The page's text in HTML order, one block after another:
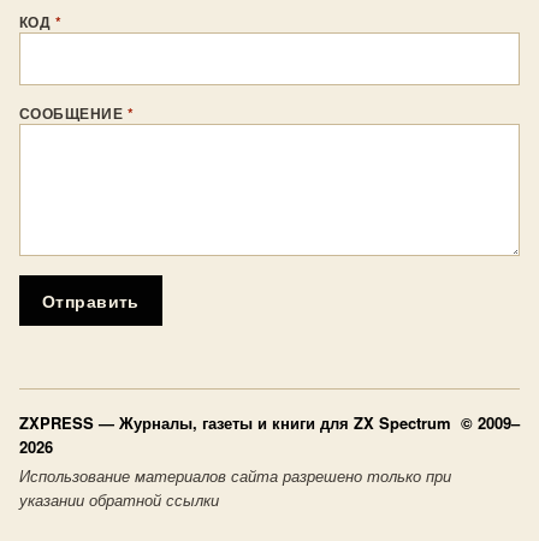
КОД *
СООБЩЕНИЕ *
Отправить
ZXPRESS — Журналы, газеты и книги для ZX Spectrum © 2009–
2026
Использование материалов сайта разрешено только при
указании обратной ссылки